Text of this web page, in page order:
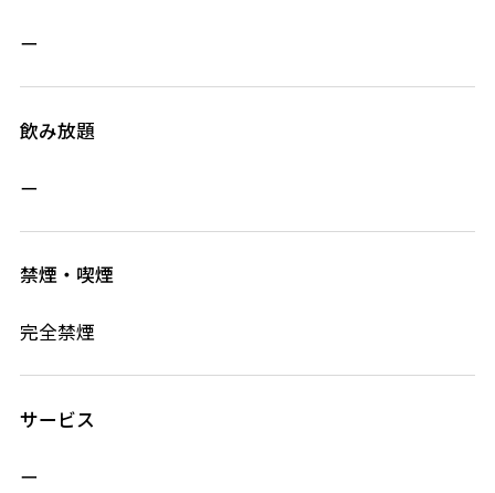
ー
飲み放題
ー
禁煙・喫煙
完全禁煙
サービス
ー